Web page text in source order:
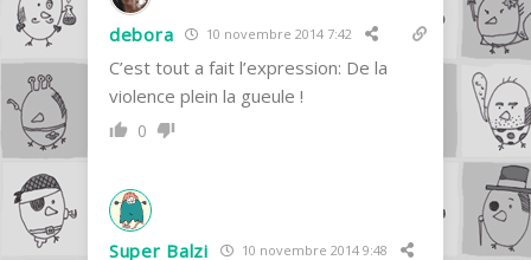
debora 10 novembre 2014 7:42
C’est tout a fait l’expression: De la
violence plein la gueule !
0
Super Balzi 10 novembre 2014 9:48